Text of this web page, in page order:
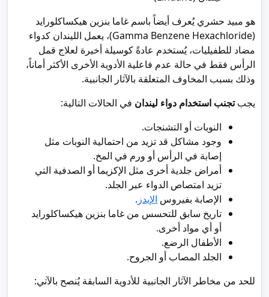
هو مبيد حشري يُعرف أيضاً باسم غاما بنزين هيكساكلورايد
(Gamma Benzene Hexachloride)، يعمل الليندان كدواء
مضاد للطفيليات، يُستخدم عادةً كوسيلة أخيرة لعلاج قمل
الرأس فقط في حالة عدم فاعلية الأدوية الأخرى الأكثر أماناً،
وذلك بسبب المخاوف المتعلقة بالآثار الجانبية.
يجبتجنب استخدام دواء ليندان في الحالات التالية:
النوبات أو التشنجات.
وجود مشاكل قد تزيد من احتمالية النوبات مثل
إصابة في الرأس أو ورم في المخ.
أمراض جلدية أخرى مثل الإكزيما أو الصدفية التي
تزيد امتصاص الدواء عبر الجلد.
الإصابة بفيروس الإيدز .
تاريخ سابق للتحسس من غاما بنزين هيكساكلورايد
أو أي مواد أخرى.
الأطفال الرضع.
الجلد المصاب أو الجروح.
للحد من مخاطر الآثار الجانبية للأدوية السابقة يُنصح بالآتي: